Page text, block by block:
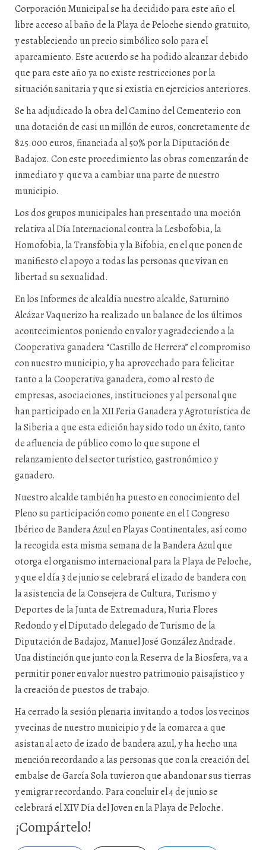
Corporación Municipal se ha decidido para este año el
libre acceso al baño de la Playa de Peloche siendo gratuito,
y estableciendo un precio simbólico solo para el
aparcamiento. Este acuerdo se ha podido alcanzar debido
que para este año ya no existe restricciones por la
situación sanitaria y que si existía en ejercicios anteriores.
Se ha adjudicado la obra del Camino del Cementerio con
una dotación de casi un millón de euros, concretamente de
825.000 euros, financiada al 50% por la Diputación de
Badajoz. Con este procedimiento las obras comenzarán de
inmediato y que va a cambiar una parte de nuestro
municipio.
Los dos grupos municipales han presentado una moción
relativa al Día Internacional contra la Lesbofobia, la
Homofobia, la Transfobia y la Bifobia, en el que ponen de
manifiesto el apoyo a todas las personas que vivan en
libertad su sexualidad.
En los Informes de alcaldía nuestro alcalde, Saturnino
Alcázar Vaquerizo ha realizado un balance de los últimos
acontecimientos poniendo en valor y agradeciendo a la
Cooperativa ganadera “Castillo de Herrera” el compromiso
con nuestro municipio, y ha aprovechado para felicitar
tanto a la Cooperativa ganadera, como al resto de
empresas, asociaciones, instituciones y al personal que
han participado en la XII Feria Ganadera y Agroturística de
la Siberia a que esta edición hay sido todo un éxito, tanto
de afluencia de público como lo que supone el
relanzamiento del sector turístico, gastronómico y
ganadero.
Nuestro alcalde también ha puesto en conocimiento del
Pleno su participación como ponente en el I Congreso
Ibérico de Bandera Azul en Playas Continentales, así como
la recogida esta misma semana de la Bandera Azul que
otorga el organismo internacional para la Playa de Peloche,
y que el día 3 de junio se celebrará el izado de bandera con
la asistencia de la Consejera de Cultura, Turismo y
Deportes de la Junta de Extremadura, Nuria Flores
Redondo y el Diputado delegado de Turismo de la
Diputación de Badajoz, Manuel José González Andrade.
Una distinción que junto con la Reserva de la Biosfera, va a
permitir poner en valor nuestro patrimonio paisajístico y
la creación de puestos de trabajo.
Ha cerrado la sesión plenaria invitando a todos los vecinos
y vecinas de nuestro municipio y de la comarca a que
asistan al acto de izado de bandera azul, y ha hecho una
mención recordando a las personas que con la creación del
embalse de García Sola tuvieron que abandonar sus tierras
y emigrar recordando. Para concluir el 4 de junio se
celebrará el XIV Día del Joven en la Playa de Peloche.
¡Compártelo!